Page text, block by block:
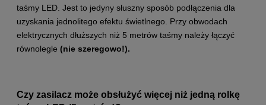
taśmy LED. Jest to jedyny słuszny sposób podłączenia dla
uzyskania jednolitego efektu świetlnego. Przy obwodach
elektrycznych dłuższych niż 5 metrów taśmy należy łączyć
równolegle (nie szeregowo!).
Czy zasilacz może obsłużyć więcej niż jedną rolkę